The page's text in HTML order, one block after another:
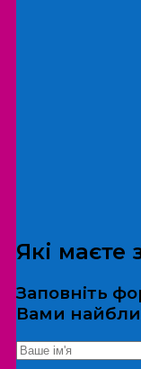
Які маєте
Заповніть
Вами